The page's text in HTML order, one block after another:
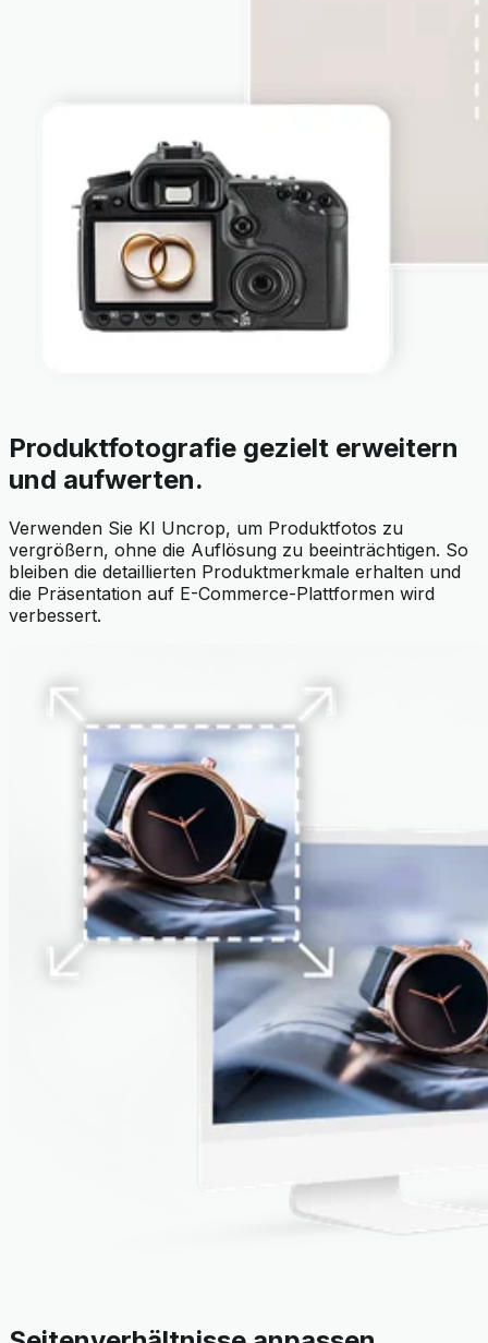
Produktfotografie gezielt erweitern
und aufwerten.
Verwenden Sie KI Uncrop, um Produktfotos zu
vergrößern, ohne die Auflösung zu beeinträchtigen. So
bleiben die detaillierten Produktmerkmale erhalten und
die Präsentation auf E-Commerce-Plattformen wird
verbessert.